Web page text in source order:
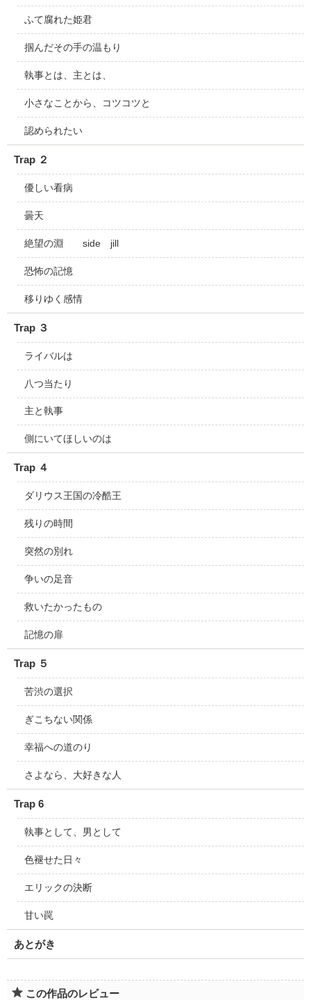
ふて腐れた姫君
掴んだその手の温もり
執事とは、主とは、
小さなことから、コツコツと
認められたい
Trap ２
優しい看病
曇天
絶望の淵 side jill
恐怖の記憶
移りゆく感情
Trap ３
ライバルは
八つ当たり
主と執事
側にいてほしいのは
Trap ４
ダリウス王国の冷酷王
残りの時間
突然の別れ
争いの足音
救いたかったもの
記憶の扉
Trap ５
苦渋の選択
ぎこちない関係
幸福への道のり
さよなら、大好きな人
Trap 6
執事として、男として
色褪せた日々
エリックの決断
甘い罠
あとがき
この作品のレビュー